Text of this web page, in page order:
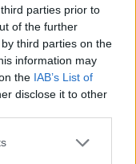
parties prior to
of the further
third parties on the
information may
the IAB’s List of
disclose it to other
pénteken
a
Az elemző
az aktuális
évei
visszatért a